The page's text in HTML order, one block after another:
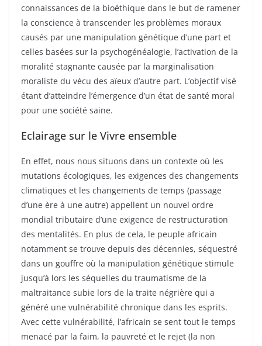
connaissances de la bioéthique dans le but de ramener
la conscience à transcender les problèmes moraux
causés par une manipulation génétique d’une part et
celles basées sur la psychogénéalogie, l’activation de la
moralité stagnante causée par la marginalisation
moraliste du vécu des aïeux d’autre part. L’objectif visé
étant d’atteindre l’émergence d’un état de santé moral
pour une société saine.
Eclairage sur le Vivre ensemble
En effet, nous nous situons dans un contexte où les
mutations écologiques, les exigences des changements
climatiques et les changements de temps (passage
d’une ère à une autre) appellent un nouvel ordre
mondial tributaire d’une exigence de restructuration
des mentalités. En plus de cela, le peuple africain
notamment se trouve depuis des décennies, séquestré
dans un gouffre où la manipulation génétique stimule
jusqu’à lors les séquelles du traumatisme de la
maltraitance subie lors de la traite négrière qui a
généré une vulnérabilité chronique dans les esprits.
Avec cette vulnérabilité, l’africain se sent tout le temps
menacé par la faim, la pauvreté et le rejet (la non